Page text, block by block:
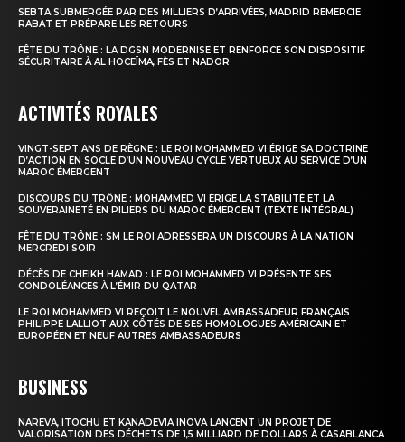
S'ABONNER MAINTENANT
Insight Publications
À propos
Formules d’abonnement
Mon compte
SEBTA SUBMERGÉE PAR DES MILLIERS D’ARRIVÉES, MADRID REMERCIE
RABAT ET PRÉPARE LES RETOURS
FÊTE DU TRÔNE : LA DGSN MODERNISE ET RENFORCE SON DISPOSITIF
SÉCURITAIRE À AL HOCEÏMA, FÈS ET NADOR
ACTIVITÉS ROYALES
VINGT-SEPT ANS DE RÈGNE : LE ROI MOHAMMED VI ÉRIGE SA DOCTRINE
D’ACTION EN SOCLE D’UN NOUVEAU CYCLE VERTUEUX AU SERVICE D’UN
MAROC ÉMERGENT
DISCOURS DU TRÔNE : MOHAMMED VI ÉRIGE LA STABILITÉ ET LA
SOUVERAINETÉ EN PILIERS DU MAROC ÉMERGENT (TEXTE INTÉGRAL)
FÊTE DU TRÔNE : SM LE ROI ADRESSERA UN DISCOURS À LA NATION
MERCREDI SOIR
DÉCÈS DE CHEIKH HAMAD : LE ROI MOHAMMED VI PRÉSENTE SES
CONDOLÉANCES À L’ÉMIR DU QATAR
LE ROI MOHAMMED VI REÇOIT LE NOUVEL AMBASSADEUR FRANÇAIS
PHILIPPE LALLIOT AUX CÔTÉS DE SES HOMOLOGUES AMÉRICAIN ET
EUROPÉEN ET NEUF AUTRES AMBASSADEURS
BUSINESS
NAREVA, ITOCHU ET KANADEVIA INOVA LANCENT UN PROJET DE
VALORISATION DES DÉCHETS DE 1,5 MILLIARD DE DOLLARS À CASABLANCA